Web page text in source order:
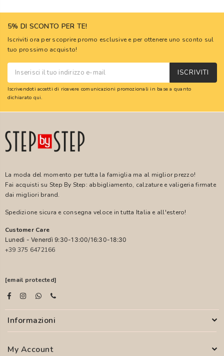
5% DI SCONTO PER TE!
Iscriviti ora per scoprire promo esclusive e per ottenere uno sconto sul
tuo prossimo acquisto!
ISCRIVITI
Iscrivendoti accetti di ricevere comunicazioni promozionali in base a quanto
dichiarato qui.
La moda del momento per tutta la famiglia ma al miglior prezzo!
Fai acquisti su Step By Step: abbigliamento, calzature e valigeria firmate
dai migliori brand.
Spedizione sicura e consegna veloce in tutta Italia e all'estero!
Customer Care
Lunedì - Venerdì 9:30-13:00/16:30-18:30
+39 375 6472166
[email protected]
Informazioni
My Account